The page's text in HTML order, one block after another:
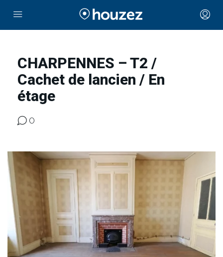
CHARPENNES – T2 /
Cachet de lancien / En
étage
0